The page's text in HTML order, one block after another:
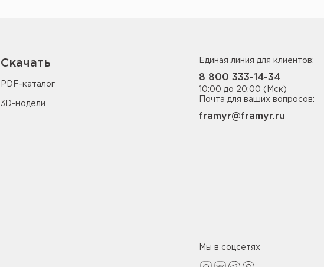
Скачать
PDF-каталог
3D-модели
Единая линия для клиентов:
8 800 333-14-34
10:00 до 20:00 (Мск)
Почта для ваших вопросов:
framyr@framyr.ru
Мы в соцсетях